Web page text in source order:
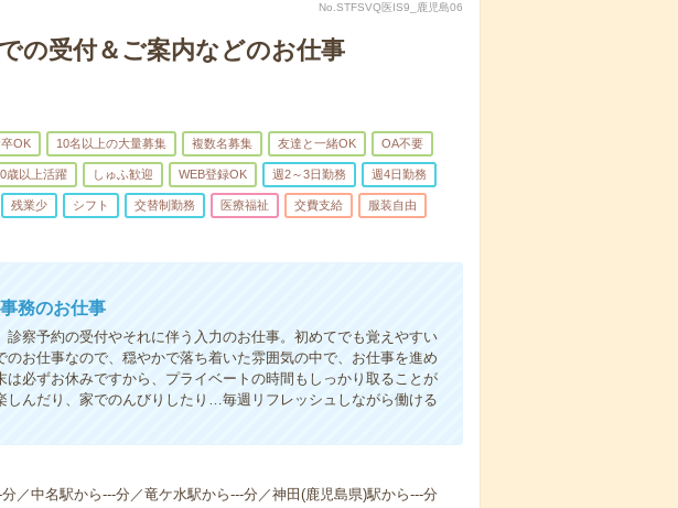
No.STFSVQ医IS9_鹿児島06
の受付＆ご案内などのお仕事
OK 10名以上の大量募集 複数名募集 友達と一緒OK OA不要
歳以上活躍 しゅふ歓迎 WEB登録OK 週2～3日勤務 週4日勤務
残業少 シフト 交替制勤務 医療福祉 交費支給 服装自由
務のお仕事
診察予約の受付やそれに伴う入力のお仕事。初めてでも覚えやすい
お仕事なので、穏やかで落ち着いた雰囲気の中で、お仕事を進め
必ずお休みですから、プライベートの時間もしっかり取ることが
しんだり、家でのんびりしたり…毎週リフレッシュしながら働ける
／中名駅から---分／竜ケ水駅から---分／神田(鹿児島県)駅から---分